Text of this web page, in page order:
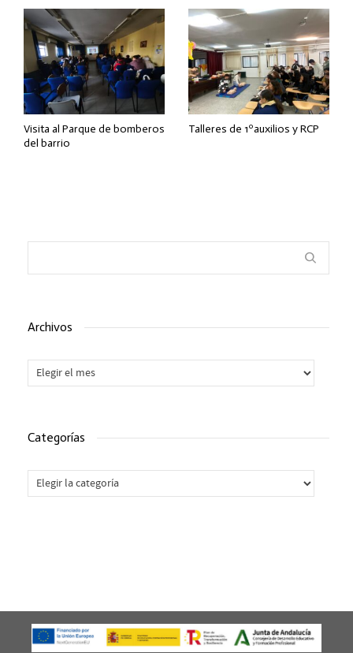
Visita al Parque de bomberos
del barrio
Talleres de 1ºauxilios y RCP
Archivos
Archivos
Categorías
Categorías